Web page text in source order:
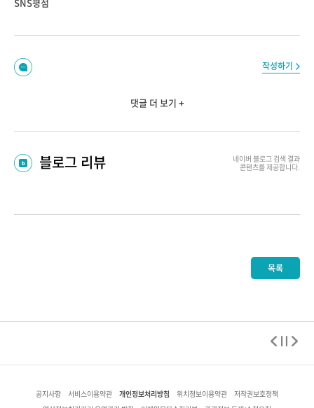
SNS평점
작성하기
댓글 더 보기 +
블로그 리뷰 네이버 블로그 검색 결과
콘텐츠를 제공합니다.
목록
공지사항 서비스이용약관 개인정보처리방침 위치정보이용약관 저작권보호정책